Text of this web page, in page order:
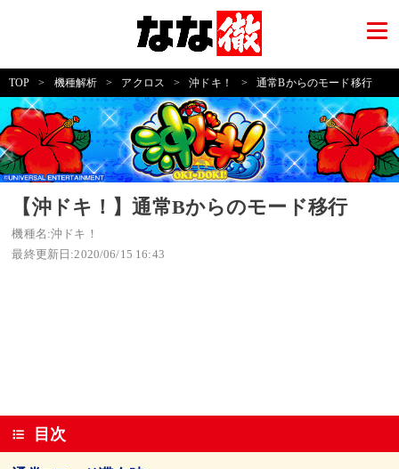
TOP > 機種解析 > アクロス > 沖ドキ！ > 通常Bからのモード移行
【沖ドキ！】通常Bからのモード移行
機種名:沖ドキ！
最終更新日:2020/06/15 16:43
目次